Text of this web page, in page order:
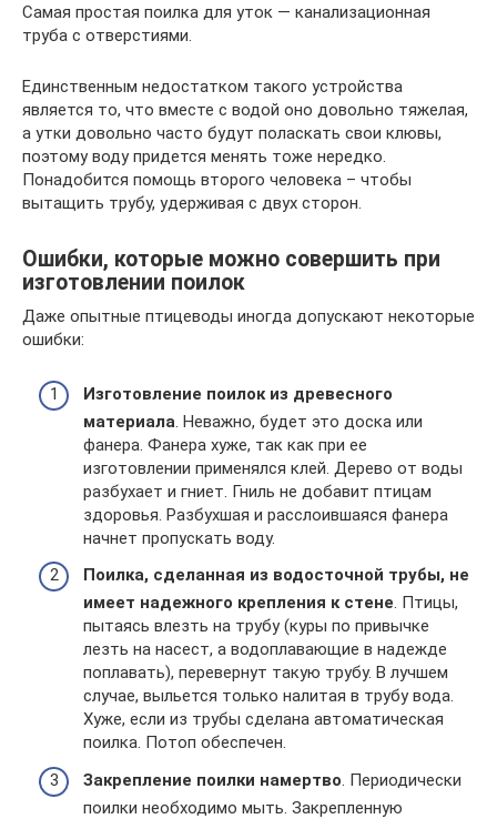
Самая простая поилка для уток — канализационная
труба с отверстиями.
Единственным недостатком такого устройства
является то, что вместе с водой оно довольно тяжелая,
а утки довольно часто будут поласкать свои клювы,
поэтому воду придется менять тоже нередко.
Понадобится помощь второго человека – чтобы
вытащить трубу, удерживая с двух сторон.
Ошибки, которые можно совершить при
изготовлении поилок
Даже опытные птицеводы иногда допускают некоторые
ошибки:
Изготовление поилок из древесного
материала . Неважно, будет это доска или
фанера. Фанера хуже, так как при ее
изготовлении применялся клей. Дерево от воды
разбухает и гниет. Гниль не добавит птицам
здоровья. Разбухшая и расслоившаяся фанера
начнет пропускать воду.
Поилка, сделанная из водосточной трубы, не
имеет надежного крепления к стене. Птицы,
пытаясь влезть на трубу (куры по привычке
лезть на насест, а водоплавающие в надежде
поплавать), перевернут такую трубу. В лучшем
случае, выльется только налитая в трубу вода.
Хуже, если из трубы сделана автоматическая
поилка. Потоп обеспечен.
Закрепление поилки намертво . Периодически
поилки необходимо мыть. Закрепленную